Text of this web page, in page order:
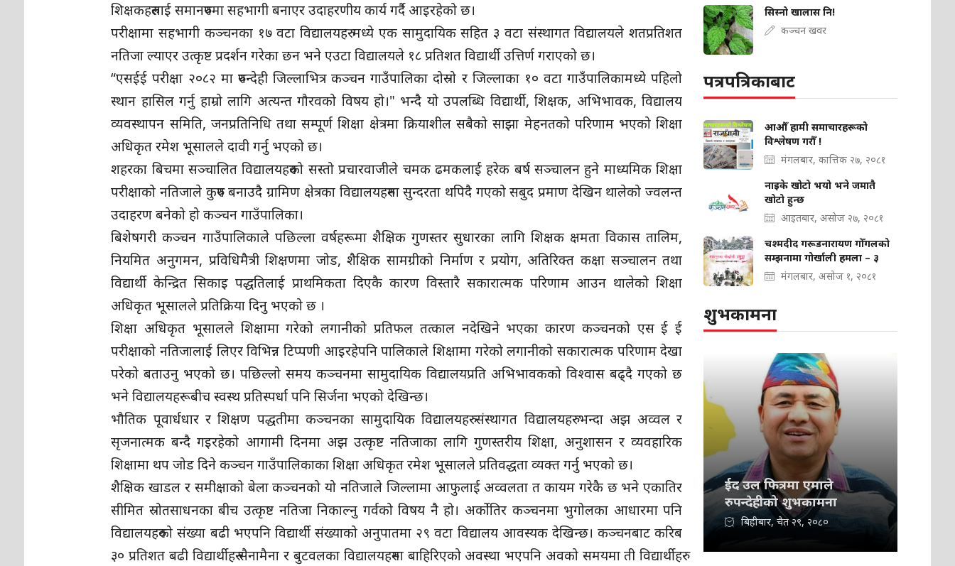
शिक्षकहरुलाई समानरुपमा सहभागी बनाएर उदाहरणीय कार्य गर्दै आइरहेको छ।
परीक्षामा सहभागी कञ्चनका १७ वटा विद्यालयहरु मध्ये एक सामुदायिक सहित ३ वटा संस्थागत विद्यालयले शतप्रतिशत
नतिजा ल्याएर उत्कृष्ट प्रदर्शन गरेका छन भने एउटा विद्यालयले १८ प्रतिशत विद्यार्थी उत्तिर्ण गराएको छ।
“एसईई परीक्षा २०८२ मा रुपन्देही जिल्लाभित्र कञ्चन गाउँपालिका दोस्रो र जिल्लाका १० वटा गाउँपालिकामध्ये पहिलो
स्थान हासिल गर्नु हाम्रो लागि अत्यन्त गौरवको विषय हो।" भन्दै यो उपलब्धि विद्यार्थी, शिक्षक, अभिभावक, विद्यालय
व्यवस्थापन समिति, जनप्रतिनिधि तथा सम्पूर्ण शिक्षा क्षेत्रमा क्रियाशील सबैको साझा मेहनतको परिणाम भएको शिक्षा
अधिकृत रमेश भूसालले दावी गर्नु भएको छ।
शहरका बिचमा सञ्चालित विद्यालयहरुको सस्तो प्रचारवाजीले चमक ढमकलाई हरेक बर्ष सञ्चालन हुने माध्यमिक शिक्षा
परीक्षाको नतिजाले कुरुप बनाउदै ग्रामिण क्षेत्रका विद्यालयहरुमा सुन्दरता थपिदै गएको सबुद प्रमाण देखिन थालेको ज्वलन्त
उदाहरण बनेको हो कञ्चन गाउँपालिका।
बिशेषगरी कञ्चन गाउँपालिकाले पछिल्ला वर्षहरूमा शैक्षिक गुणस्तर सुधारका लागि शिक्षक क्षमता विकास तालिम,
नियमित अनुगमन, प्रविधिमैत्री शिक्षणमा जोड, शैक्षिक सामग्रीको निर्माण र प्रयोग, अतिरिक्त कक्षा सञ्चालन तथा
विद्यार्थी केन्द्रित सिकाइ पद्धतिलाई प्राथमिकता दिएकै कारण विस्तारै सकारात्मक परिणाम आउन थालेको शिक्षा
अधिकृत भूसालले प्रतिक्रिया दिनु भएको छ ।
शिक्षा अधिकृत भूसालले शिक्षामा गरेको लगानीको प्रतिफल तत्काल नदेखिने भएका कारण कञ्चनको एस ई ई
परीक्षाको नतिजालाई लिएर विभिन्न टिप्पणी आइरहेपनि पालिकाले शिक्षामा गरेको लगानीको सकारात्मक परिणाम देखा
परेको बताउनु भएको छ। पछिल्लो समय कञ्चनमा सामुदायिक विद्यालयप्रति अभिभावकको विश्वास बढ्दै गएको छ
भने विद्यालयहरूबीच स्वस्थ प्रतिस्पर्धा पनि सिर्जना भएको देखिन्छ।
भौतिक पूवार्धधार र शिक्षण पद्धतीमा कञ्चनका सामुदायिक विद्यालयहरु संस्थागत विद्यालयहरु भन्दा अझ अव्वल र
सृजनात्मक बन्दै गइरहेको आगामी दिनमा अझ उत्कृष्ट नतिजाका लागि गुणस्तरीय शिक्षा, अनुशासन र व्यवहारिक
शिक्षामा थप जोड दिने कञ्चन गाउँपालिकाका शिक्षा अधिकृत रमेश भूसालले प्रतिवद्धता व्यक्त गर्नु भएको छ।
शैक्षिक खाडल र समीक्षाको बेला ​कञ्चनको यो नतिजाले जिल्लामा आफुलाई अव्वलता त कायम गरेकै छ भने एकातिर
सीमित स्रोतसाधनका बीच उत्कृष्ट नतिजा निकाल्नु गर्वको विषय नै हो। अर्कोतिर कञ्चनमा भुगोलका आधारमा पनि
विद्यालयहरुको संख्या बढी भएपनि विद्यार्थी संख्याको अनुपातमा २९ वटा विद्यालय आवस्यक देखिन्छ। कञ्चनबाट करिब
३० प्रतिशत बढी विद्यार्थीहरु सैनामैना र बुटवलका विद्यालयहरुमा बाहिरिएको अवस्था भएपनि अवको समयमा ती विद्यार्थीहरु
सिस्नो खालास नि!
कञ्चन खवर
पत्रपत्रिकाबाट
आऔँ हामी समाचारहरूको
विश्लेषण गरौँ !
मंगलबार, कात्तिक २७, २०८१
नाइके खोटो भयो भने जमातै
खोटो हुन्छ
आइतबार, असोज २७, २०८१
चश्मदीद गरूडनारायण गोँगलको
सम्झनामा गोर्खाली हमला – ३
मंगलबार, असोज १, २०८१
शुभकामना
ईद उल फित्रमा एमाले
रुपन्देहीको शुभकामना
बिहीबार, चैत २९, २०८०